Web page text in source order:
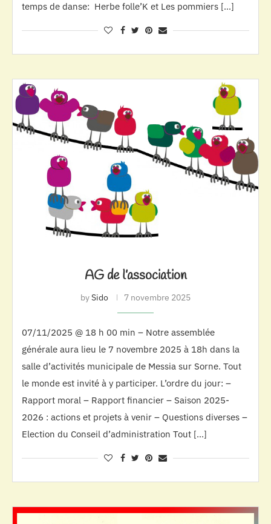
temps de danse: Herbe folle’K et Les pommiers […]
AG de l’association
bySido 7 novembre 2025
07/11/2025 @ 18 h 00 min – Notre assemblée
générale aura lieu le 7 novembre 2025 à 18h dans la
salle d’activités municipale de Messia sur Sorne. Tout
le monde est invité à y participer. L’ordre du jour: –
Rapport moral – Rapport financier – Saison 2025-
2026 : actions et projets à venir – Questions diverses –
Election du Conseil d’administration Tout […]